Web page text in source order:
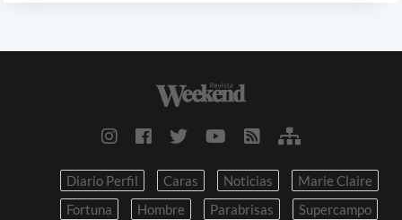
Diario Perfil Caras Noticias
Marie Claire
Fortuna
Hombre Parabrisas Supercampo